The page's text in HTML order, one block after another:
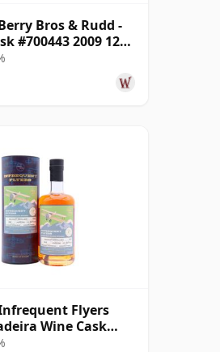
Bros & Rudd -
#700443 2009 12
Flyers
Wine Cask
17 jaar oud